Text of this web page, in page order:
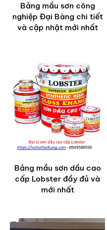
Bảng mầu sơn công
nghiệp Đại Bàng chi tiết
và cập nhật mới nhất
Bảng mầu sơn dầu cao
cấp Lobster đầy đủ và
mới nhất